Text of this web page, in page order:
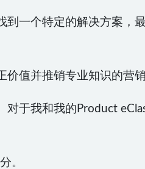
到一个特定的解决方案，
值并推销专业知识的营
于我和我的Product
。